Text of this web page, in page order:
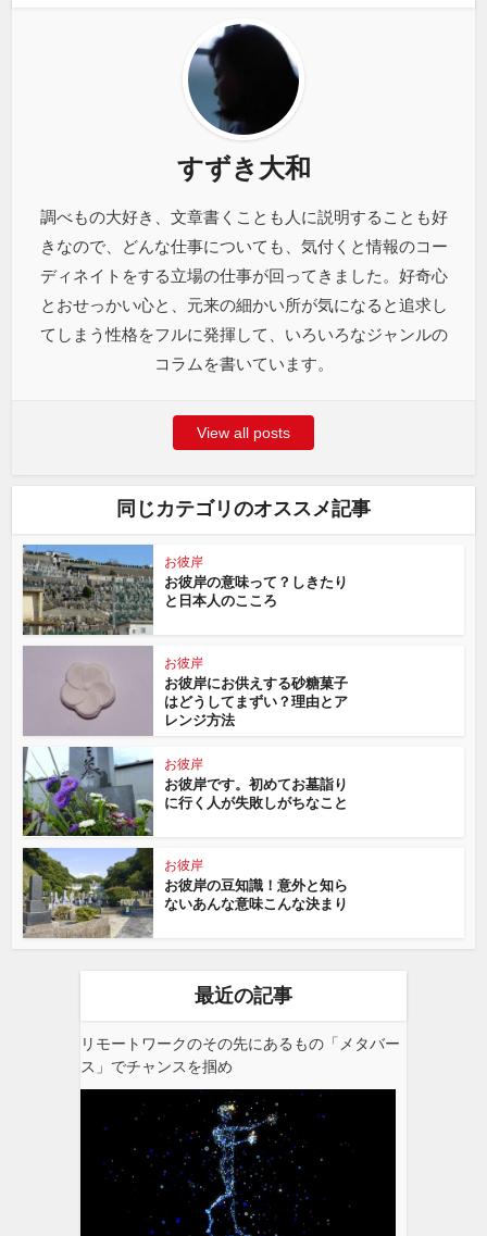
すずき大和
調べもの大好き、文章書くことも人に説明することも好
きなので、どんな仕事についても、気付くと情報のコー
ディネイトをする立場の仕事が回ってきました。好奇心
とおせっかい心と、元来の細かい所が気になると追求し
てしまう性格をフルに発揮して、いろいろなジャンルの
コラムを書いています。
View all posts
同じカテゴリのオススメ記事
お彼岸
お彼岸の意味って？しきたり
と日本人のこころ
お彼岸
お彼岸にお供えする砂糖菓子
はどうしてまずい？理由とア
レンジ方法
お彼岸
お彼岸です。初めてお墓詣り
に行く人が失敗しがちなこと
お彼岸
お彼岸の豆知識！意外と知ら
ないあんな意味こんな決まり
最近の記事
リモートワークのその先にあるもの「メタバー
ス」でチャンスを掴め